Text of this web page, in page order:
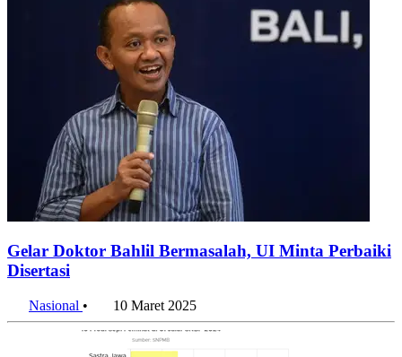
Gelar Doktor Bahlil Bermasalah, UI Minta Perbaiki
Disertasi
Nasional • 10 Maret 2025